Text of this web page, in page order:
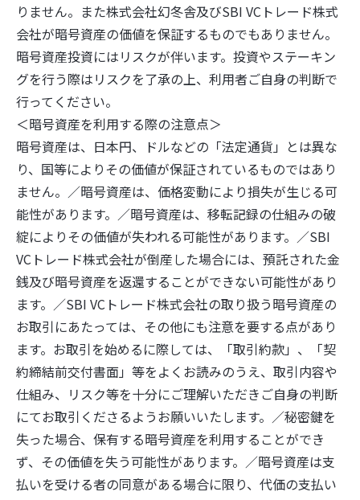
りません。また株式会社幻冬舎及びSBI VCトレード株式
会社が暗号資産の価値を保証するものでもありません。
暗号資産投資にはリスクが伴います。投資やステーキン
グを行う際はリスクを了承の上、利用者ご自身の判断で
行ってください。
＜暗号資産を利用する際の注意点＞
暗号資産は、日本円、ドルなどの「法定通貨」とは異な
り、国等によりその価値が保証されているものではあり
ません。／暗号資産は、価格変動により損失が生じる可
能性があります。／暗号資産は、移転記録の仕組みの破
綻によりその価値が失われる可能性があります。／SBI
VCトレード株式会社が倒産した場合には、預託された金
銭及び暗号資産を返還することができない可能性があり
ます。／SBI VCトレード株式会社の取り扱う暗号資産の
お取引にあたっては、その他にも注意を要する点があり
ます。お取引を始めるに際しては、「取引約款」、「契
約締結前交付書面」等をよくお読みのうえ、取引内容や
仕組み、リスク等を十分にご理解いただきご自身の判断
にてお取引くださるようお願いいたします。／秘密鍵を
失った場合、保有する暗号資産を利用することができ
ず、その価値を失う可能性があります。／暗号資産は支
払いを受ける者の同意がある場合に限り、代価の支払い